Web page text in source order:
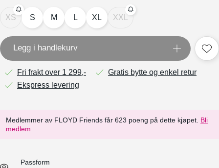
XS S M L XL XXL
Legg i handlekurv
Fri frakt over 1 299,-
Gratis bytte og enkel retur
Ekspress levering
Medlemmer av FLOYD Friends får 623 poeng på dette kjøpet. Bli
medlem
Passform